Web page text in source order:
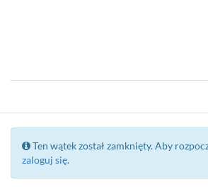
Ten wątek został zamknięty. Aby
zaloguj się.